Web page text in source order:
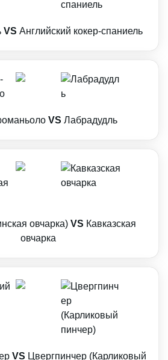
VS Английский кокер-спаниель
VS Лабрадудль
овчарка) VS Кавказская
овчарка
VS Цвергпинчер (Карликовый